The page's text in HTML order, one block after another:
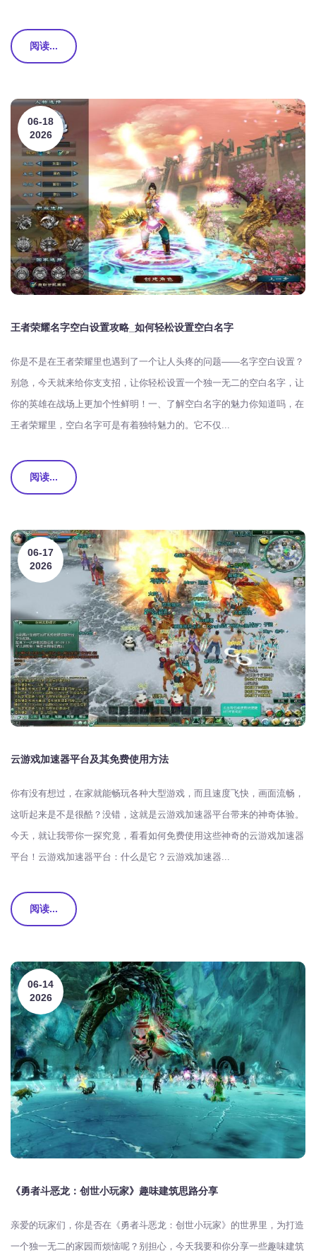
阅读...
06-18
2026
王者荣耀名字空白设置攻略_如何轻松设置空白名字
你是不是在王者荣耀里也遇到了一个让人头疼的问题——名字空白设置？
别急，今天就来给你支支招，让你轻松设置一个独一无二的空白名字，让
你的英雄在战场上更加个性鲜明！一、了解空白名字的魅力你知道吗，在
王者荣耀里，空白名字可是有着独特魅力的。它不仅...
阅读...
06-17
2026
云游戏加速器平台及其免费使用方法
你有没有想过，在家就能畅玩各种大型游戏，而且速度飞快，画面流畅，
这听起来是不是很酷？没错，这就是云游戏加速器平台带来的神奇体验。
今天，就让我带你一探究竟，看看如何免费使用这些神奇的云游戏加速器
平台！云游戏加速器平台：什么是它？云游戏加速器...
阅读...
06-14
2026
《勇者斗恶龙：创世小玩家》趣味建筑思路分享
亲爱的玩家们，你是否在《勇者斗恶龙：创世小玩家》的世界里，为打造
一个独一无二的家园而烦恼呢？别担心，今天我要和你分享一些趣味建筑